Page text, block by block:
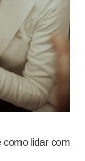
como lidar com